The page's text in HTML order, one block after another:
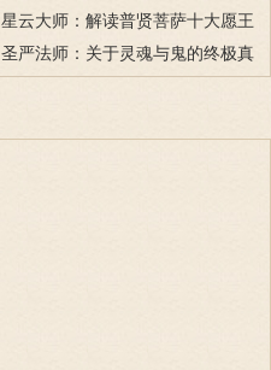
好，请法师开示
星云大师：解读普贤菩萨十大愿王
（附普贤行愿品全文）
圣严法师：关于灵魂与鬼的终极真